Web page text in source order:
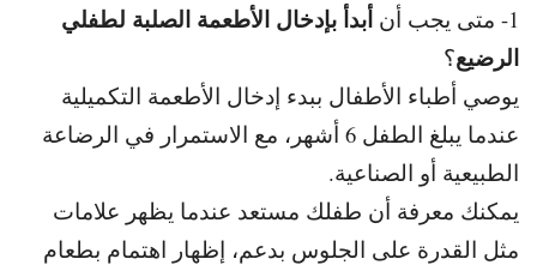
1- متى يجب أن
أبدأ بإدخال الأطعمة الصلبة لطفلي
الرضيع؟
يوصي أطباء الأطفال ببدء إدخال الأطعمة التكميلية
عندما يبلغ الطفل 6 أشهر، مع الاستمرار في الرضاعة
الطبيعية أو الصناعية.
يمكنك معرفة أن طفلك مستعد عندما يظهر علامات
مثل القدرة على الجلوس بدعم، إظهار اهتمام بطعام